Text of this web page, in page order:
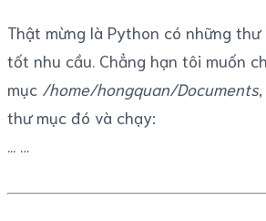
Thật mừng là Python có những
tốt nhu cầu. Chẳng hạn tôi muốn
mục /home/hongquan/Documents
thư mục đó và chạy:
...